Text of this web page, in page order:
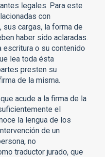
legales. Para este
con
sus cargas, la forma de
haber sido aclaradas.
escritura o su contenido
lea toda ésta
presten su
de la misma.
acude a la firma de la
el
la lengua de los
de un
no
traductor jurado, que